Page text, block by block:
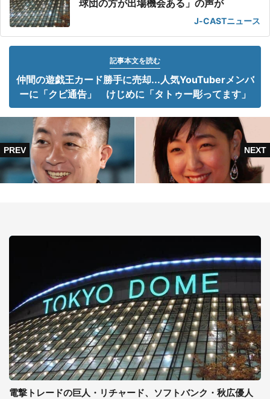
球団の方が出場機会ある」の声が
J-CASTニュース
記事本文を読む
仲間の遊戯王カード勝手に売却...人気YouTuberメンバ
ーに「クビ通告」 けじめに「タトゥー彫ってます」
電撃トレードの巨人・リチャード、ソフトバンク・秋広優人